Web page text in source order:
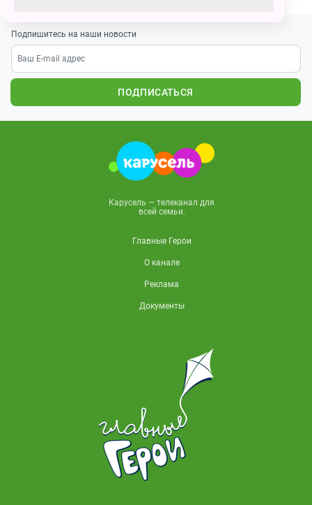
Подпишитесь на наши новости
ПОДПИСАТЬСЯ
Карусель — телеканал для
всей семьи.
Главные Герои
О канале
Реклама
Документы